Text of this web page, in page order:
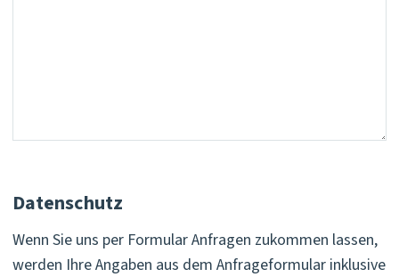
Datenschutz
Wenn Sie uns per Formular Anfragen zukommen lassen,
werden Ihre Angaben aus dem Anfrageformular inklusive